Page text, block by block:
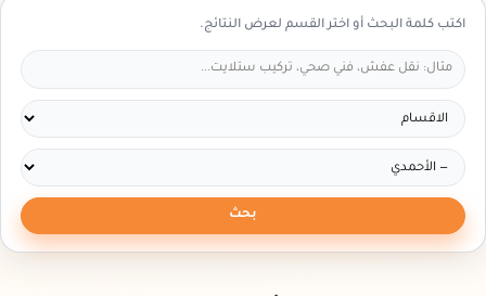
اكتب كلمة البحث أو اختر القسم لعرض النتائج.
بحث